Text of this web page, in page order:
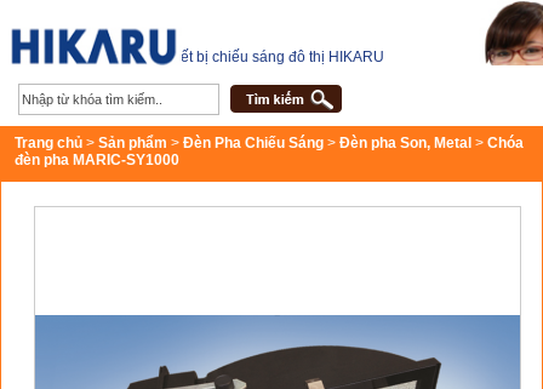
Thiết bị chiếu sáng đô thị HIKARU
Trang chủ > Sản phẩm > Đèn Pha Chiếu Sáng > Đèn pha Son, Metal > Chóa
đèn pha MARIC-SY1000